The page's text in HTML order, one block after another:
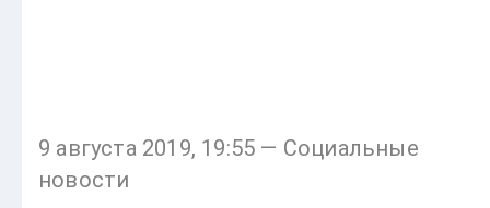
9 августа 2019, 19:55 — Социальные
новости